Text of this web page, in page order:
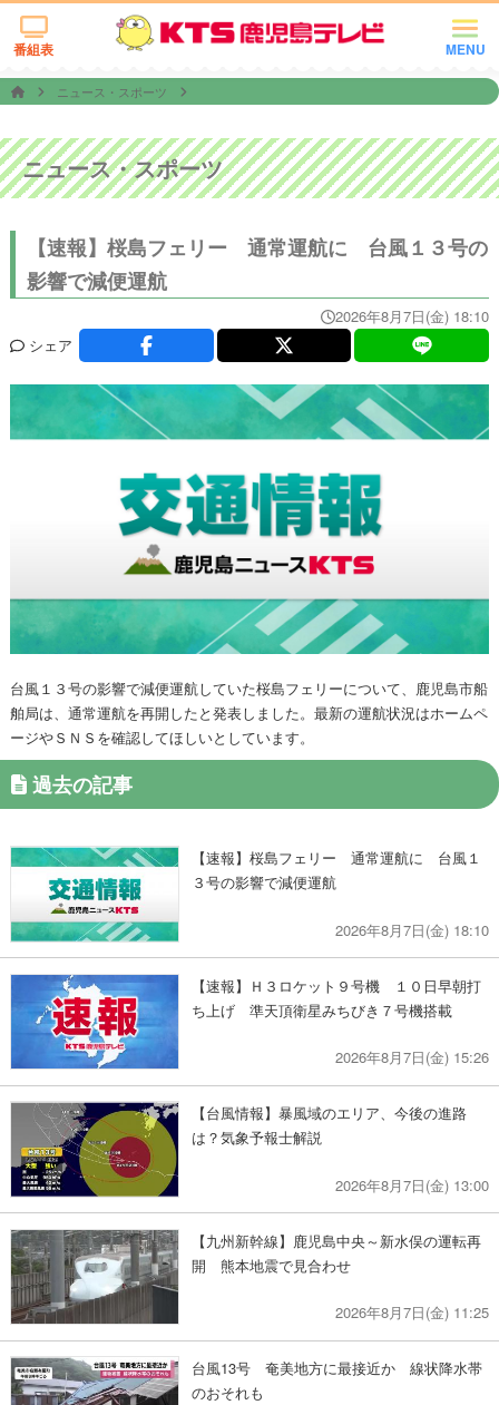
MENU
番組表
ニュース・スポーツ
ニュース・スポーツ
【速報】桜島フェリー 通常運航に 台風１３号の
影響で減便運航
2026年8月7日(金) 18:10
シェア
台風１３号の影響で減便運航していた桜島フェリーについて、鹿児島市船
舶局は、通常運航を再開したと発表しました。最新の運航状況はホームペ
ージやＳＮＳを確認してほしいとしています。
過去の記事
【速報】桜島フェリー 通常運航に 台風１
３号の影響で減便運航
2026年8月7日(金) 18:10
【速報】Ｈ３ロケット９号機 １０日早朝打
ち上げ 準天頂衛星みちびき７号機搭載
2026年8月7日(金) 15:26
【台風情報】暴風域のエリア、今後の進路
は？気象予報士解説
2026年8月7日(金) 13:00
【九州新幹線】鹿児島中央～新水俣の運転再
開 熊本地震で見合わせ
2026年8月7日(金) 11:25
台風13号 奄美地方に最接近か 線状降水帯
のおそれも